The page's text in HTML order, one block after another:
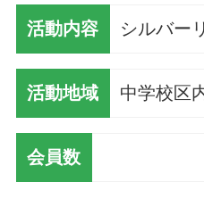
活動内容 シルバー
活動地域 中学校区
会員数